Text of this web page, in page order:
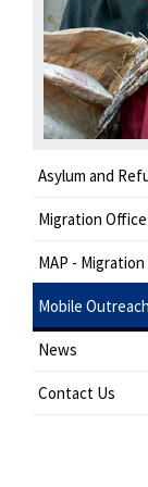
Asylum and
Migration
MAP -
Mobile
News
Contact Us